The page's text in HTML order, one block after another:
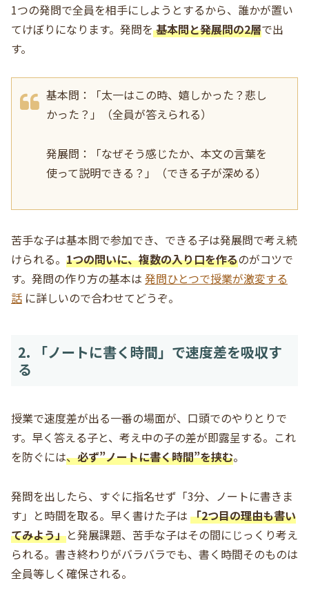
1つの発問で全員を相手にしようとするから、誰かが置い
てけぼりになります。発問を 基本問と発展問の2層で出
す。
基本問：「太一はこの時、嬉しかった？悲し
かった？」（全員が答えられる）
発展問：「なぜそう感じたか、本文の言葉を
使って説明できる？」（できる子が深める）
苦手な子は基本問で参加でき、できる子は発展問で考え続
けられる。 1つの問いに、複数の入り口を作るのがコツで
す。発問の作り方の基本は 発問ひとつで授業が激変する
話 に詳しいので合わせてどうぞ。
2. 「ノートに書く時間」で速度差を吸収す
る
授業で速度差が出る一番の場面が、口頭でのやりとりで
す。早く答える子と、考え中の子の差が即露呈する。これ
を防ぐには、必ず”ノートに書く時間”を挟む。
発問を出したら、すぐに指名せず「3分、ノートに書きま
す」と時間を取る。早く書けた子は 「2つ目の理由も書い
てみよう」と発展課題、苦手な子はその間にじっくり考え
られる。書き終わりがバラバラでも、書く時間そのものは
全員等しく確保される。